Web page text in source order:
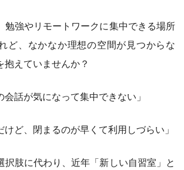
勉強やリモートワークに集中できる場所
ど、なかなか理想の空間が見つからな
抱えていませんか？
会話が気になって集中できない」
けど、閉まるのが早くて利用しづらい」
択肢に代わり、近年「新しい自習室」と